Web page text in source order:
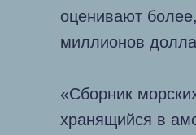
оценивают
миллионов
«Сборник
хранящийся в